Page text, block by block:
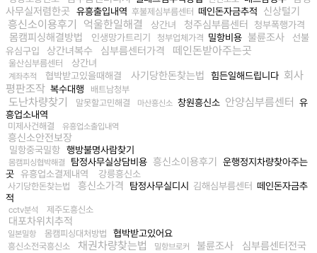
사무실저렴한곳
유흥출입내역 후불제심부름센터 떼인돈자금추적 신상털기
흥신소이용후기 억울한일해결 상간녀 청주심부름센터 청부폭행가격
몸캠피싱해결방법 인생망가트리기 청부업체가격 밀항비용 불륜조사
선불
유심구입
상간녀복수 심부름센터가격 떼인돈받아주는곳
울산심부름센터 상간녀
계좌추적 협박받고있을때해결 사기당한돈찾는법 힘든일해드립니다 회사
평판조작 복수대행 배트남청부
도난차량찾기 말못할고민해결 마산흥신소 창원흥신소 안양심부름센터 유
흥업소내역
미제사건해결 유흥업소출입내역
흥신소안전보장
밀항중국밀항 행방불명사람찾기
몸캠피싱협박해결 탐정사무실상담비용 흥신소이용후기
운행정지차량찾아주는
곳 유흥업소결제내역 강릉흥신소
사기당한돈찾는법 흥신소가격 탐정사무실디시 김해심부름센터 떼인돈자금추
적
cctv분석 제주도흥신소
대포차위치추적
일본밀항 몸캠피싱대처방법 협박받고있어요
흥신소전국흥신소 채권차량찾는법 밀항브로커 불륜조사
심부름센터전국